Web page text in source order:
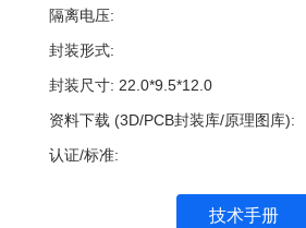
隔离电压:
封装形式:
封装尺寸: 22.0*9.5*12.0
资料下载 (3D/PCB封装库/原理图库):
认证/标准:
技术手册